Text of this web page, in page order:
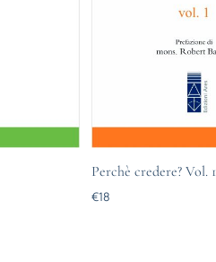
Perchè credere? Vol. 1
€18